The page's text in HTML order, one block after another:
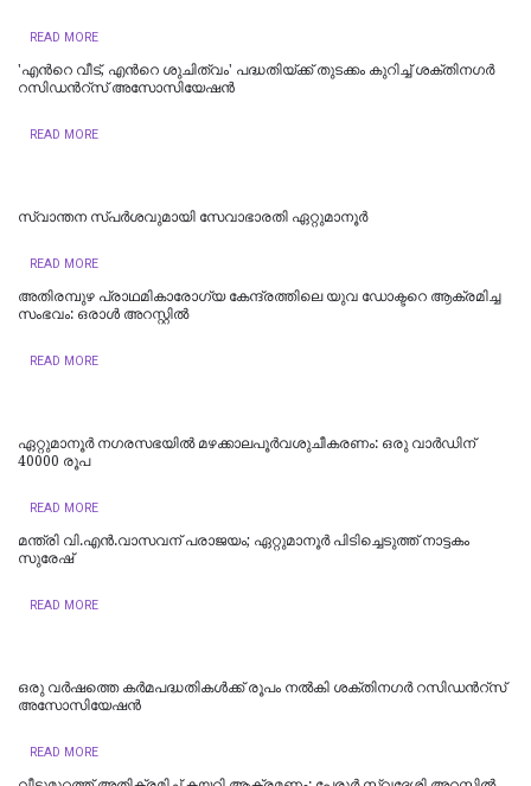
READ MORE
'എന്‍റെ വീട്, എന്‍റെ ശുചിത്വം' പദ്ധതിയ്ക്ക് തുടക്കം കുറിച്ച് ശക്തിനഗര്‍
റസിഡന്‍റ്സ് അസോസിയേഷന്‍
READ MORE
സ്വാന്തന സ്പർശവുമായി സേവാഭാരതി ഏറ്റുമാനൂർ
READ MORE
അതിരമ്പുഴ പ്രാഥമികാരോഗ്യ കേന്ദ്രത്തിലെ യുവ ഡോക്ടറെ ആക്രമിച്ച
സംഭവം: ഒരാൾ അറസ്റ്റിൽ
READ MORE
ഏറ്റുമാനൂര്‍ നഗരസഭയില്‍ മഴക്കാലപൂര്‍വശുചീകരണം: ഒരു വാര്‍ഡിന്
40000 രൂപ
READ MORE
മന്ത്രി വി.എന്‍.വാസവന് പരാജയം; ഏറ്റുമാനൂര്‍ പിടിച്ചെടുത്ത് നാട്ടകം
സുരേഷ്
READ MORE
ഒരു വർഷത്തെ കര്‍മപദ്ധതികള്‍ക്ക് രൂപം നല്‍കി ശക്തിനഗർ റസിഡന്‍റ്സ്
അസോസിയേഷൻ
READ MORE